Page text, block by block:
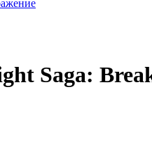
Saga: